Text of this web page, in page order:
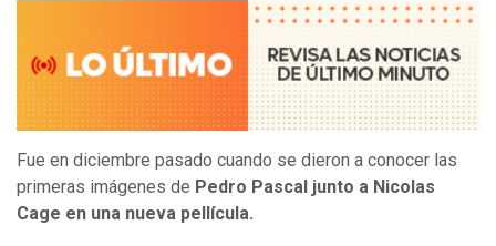
Fue en diciembre pasado cuando se dieron a conocer las
primeras imágenes de Pedro Pascal junto a Nicolas
Cage en una nueva pellícula.